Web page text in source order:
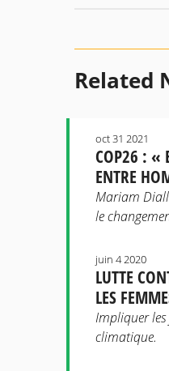
Related
COP26 : «
ENTRE
oct 31 2021
Mariam
le
LUTTE
LES
juin 4 2020
Impliquer
climatique.